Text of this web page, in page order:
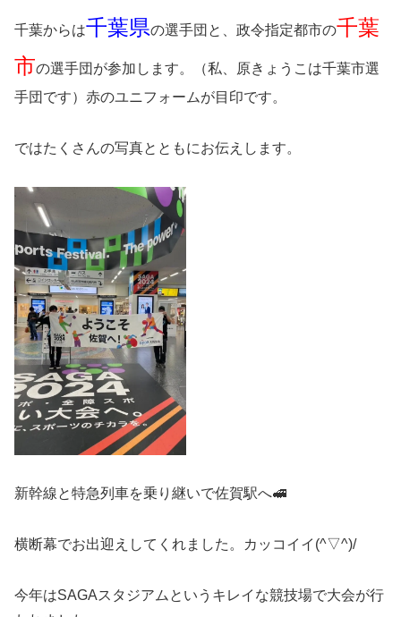
千葉からは千葉県の選手団と、政令指定都市の千葉
市の選手団が参加します。（私、原きょうこは千葉市選
手団です）赤のユニフォームが目印です。
ではたくさんの写真とともにお伝えします。
新幹線と特急列車を乗り継いで佐賀駅へ🚅
横断幕でお出迎えしてくれました。カッコイイ(^▽^)/
今年はSAGAスタジアムというキレイな競技場で大会が行